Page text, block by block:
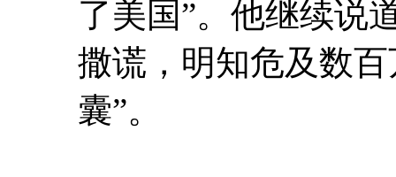
了美国”。他继续说
撒谎，明知危及数
囊”。